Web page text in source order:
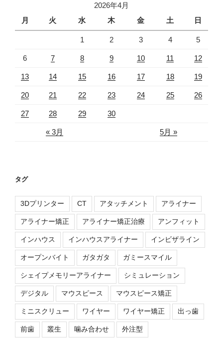
2026年4月
月
火 水 木 金 土 日
« 3月 5月 »
1 2 3 4 5
6 7 8 9 10 11 12
13 14 15 16 17 18 19
20 21 22 23 24 25 26
27 28 29 30
タグ
3Dプリンター CT アタッチメント アライナー
アライナー矯正 アライナー矯正治療 アンフィット
インハウス インハウスアライナー インビザライン
オープンバイト ガタガタ ガミースマイル
シェイプメモリーアライナー シミュレーション
デジタル マウスピース マウスピース矯正
ミニスクリュー ワイヤー ワイヤー矯正 出っ歯
前歯 叢生 噛み合わせ 外注型